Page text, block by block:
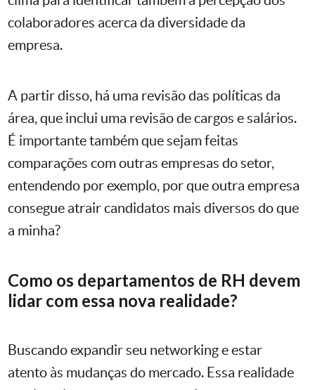
colaboradores acerca da diversidade da
empresa.
A partir disso, há uma revisão das políticas da
área, que inclui uma revisão de cargos e salários.
É importante também que sejam feitas
comparações com outras empresas do setor,
entendendo por exemplo, por que outra empresa
consegue atrair candidatos mais diversos do que
a minha?
Como os departamentos de RH devem
lidar com essa nova realidade?
Buscando expandir seu networking e estar
atento às mudanças do mercado. Essa realidade